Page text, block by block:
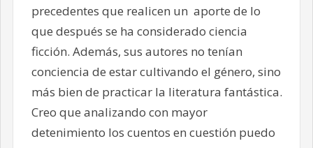
precedentes que realicen un aporte de lo
que después se ha considerado ciencia
ficción. Además, sus autores no tenían
conciencia de estar cultivando el género, sino
más bien de practicar la literatura fantástica.
Creo que analizando con mayor
detenimiento los cuentos en cuestión puedo